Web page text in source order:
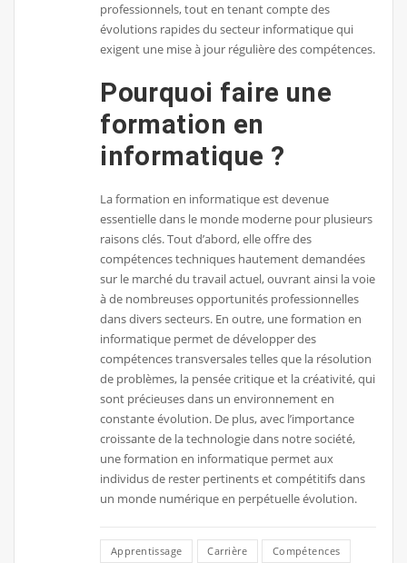
professionnels, tout en tenant compte des
évolutions rapides du secteur informatique qui
exigent une mise à jour régulière des compétences.
Pourquoi faire une
formation en
informatique ?
La formation en informatique est devenue
essentielle dans le monde moderne pour plusieurs
raisons clés. Tout d’abord, elle offre des
compétences techniques hautement demandées
sur le marché du travail actuel, ouvrant ainsi la voie
à de nombreuses opportunités professionnelles
dans divers secteurs. En outre, une formation en
informatique permet de développer des
compétences transversales telles que la résolution
de problèmes, la pensée critique et la créativité, qui
sont précieuses dans un environnement en
constante évolution. De plus, avec l’importance
croissante de la technologie dans notre société,
une formation en informatique permet aux
individus de rester pertinents et compétitifs dans
un monde numérique en perpétuelle évolution.
Apprentissage Carrière Compétences